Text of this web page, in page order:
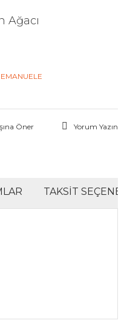
Ağacı
Öner Yorum Yazın
TAKSIT
açıklamalarında ve